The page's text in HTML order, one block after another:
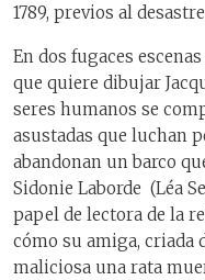
1789, previos al
En dos fugaces
que quiere dibujar
seres humanos se
asustadas que luchan
abandonan un barco
Sidonie Laborde (Léa
papel de lectora de la
cómo su amiga, criada
maliciosa una rata